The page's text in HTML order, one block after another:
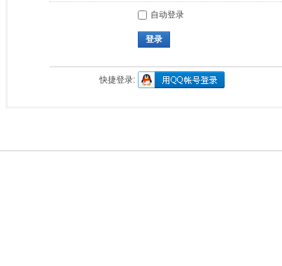
自动登录
登录
快捷登录: